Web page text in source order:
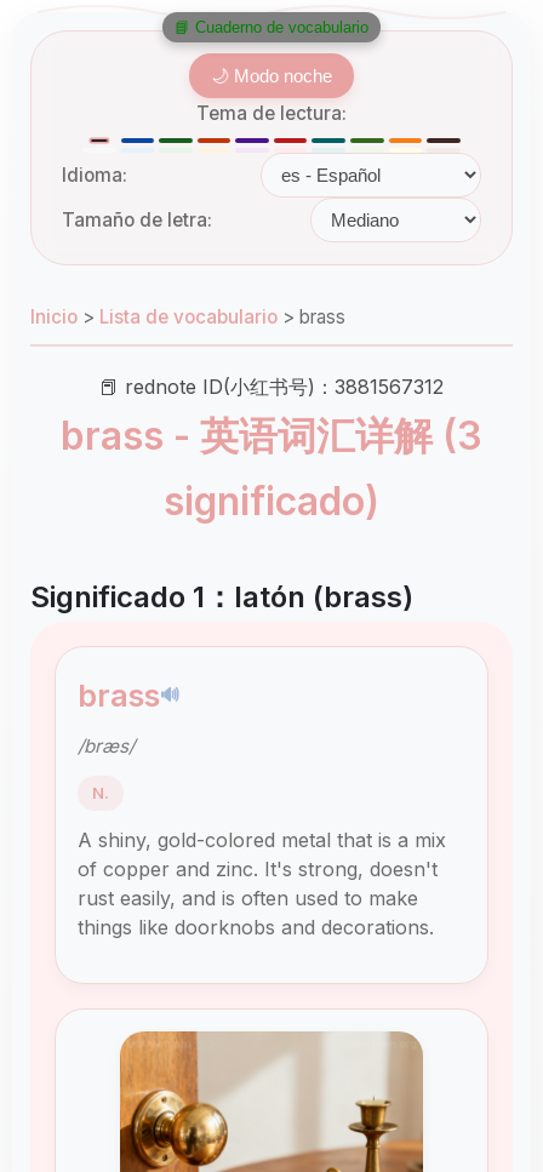
🌙 Modo noche
Tema de lectura:
Idioma:
Tamaño de letra:
Inicio > Lista de vocabulario > brass
📕 rednote ID(小红书号)：3881567312
brass - 英语词汇详解 (3
significado)
Significado 1：latón (brass)
brass🔊
/bræs/
N.
A shiny, gold-colored metal that is a mix
of copper and zinc. It's strong, doesn't
rust easily, and is often used to make
things like doorknobs and decorations.
📘 Cuaderno de vocabulario